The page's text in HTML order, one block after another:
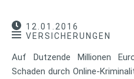
12.01.2016
VERSICHERUNGEN
Auf Dutzende Millionen
Schaden durch Online-